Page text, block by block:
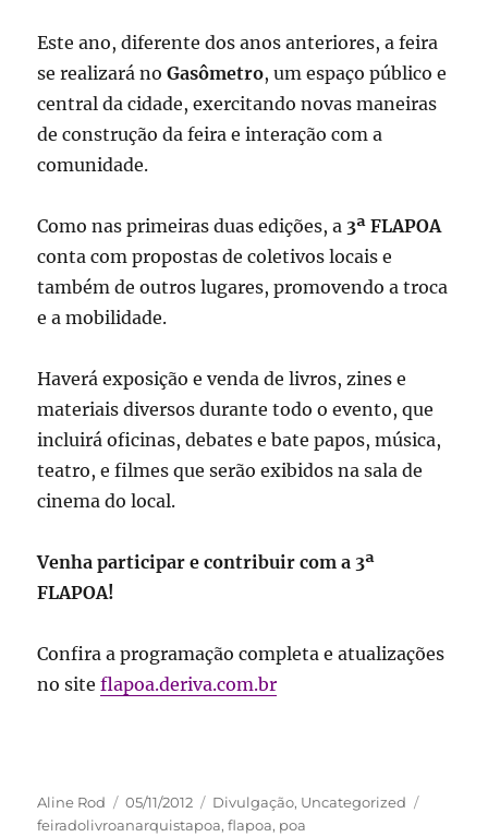
Este ano, diferente dos anos anteriores, a feira
se realizará noGasômetro, um espaço público e
central da cidade, exercitando novas maneiras
de construção da feira e interação com a
comunidade.
Como nas primeiras duas edições, a 3ª FLAPOA
conta com propostas de coletivos locais e
também de outros lugares, promovendo a troca
e a mobilidade.
Haverá exposição e venda de livros, zines e
materiais diversos durante todo o evento, que
incluirá oficinas, debates e bate papos, música,
teatro, e filmes que serão exibidos na sala de
cinema do local.
Venha participar e contribuir com a 3ª
FLAPOA!
Confira a programação completa e atualizações
no siteflapoa.deriva.com.br
Autor
Aline Rod
Publicado
em
05/11/2012 Categorias
Divulgação, Uncategorized
feiradolivroanarquistapoa,flapoa, poa